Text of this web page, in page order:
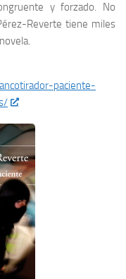
y forzado. No
Reverte tiene miles
paciente-